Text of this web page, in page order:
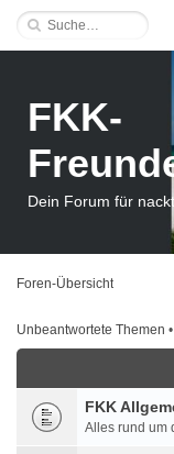
FKK-
Dein Forum für
Foren-Übersicht
Unbeantwortete Themen •
FKK
Alles rund um